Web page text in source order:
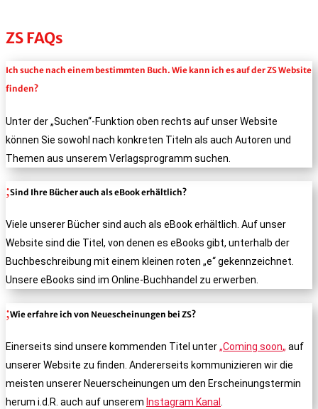
ZS FAQs
Ich suche nach einem bestimmten Buch. Wie kann ich es auf der ZS Website
finden?
Unter der „Suchen“-Funktion oben rechts auf unser Website
können Sie sowohl nach konkreten Titeln als auch Autoren und
Themen aus unserem Verlagsprogramm suchen.
Sind Ihre Bücher auch als eBook erhältlich?
Viele unserer Bücher sind auch als eBook erhältlich. Auf unser
Website sind die Titel, von denen es eBooks gibt, unterhalb der
Buchbeschreibung mit einem kleinen roten „e“ gekennzeichnet.
Unsere eBooks sind im Online-Buchhandel zu erwerben.
Wie erfahre ich von Neuescheinungen bei ZS?
Einerseits sind unsere kommenden Titel unter„Coming soon„ auf
unserer Website zu finden. Andererseits kommunizieren wir die
meisten unserer Neuerscheinungen um den Erscheinungstermin
herum i.d.R. auch auf unserem Instagram Kanal.